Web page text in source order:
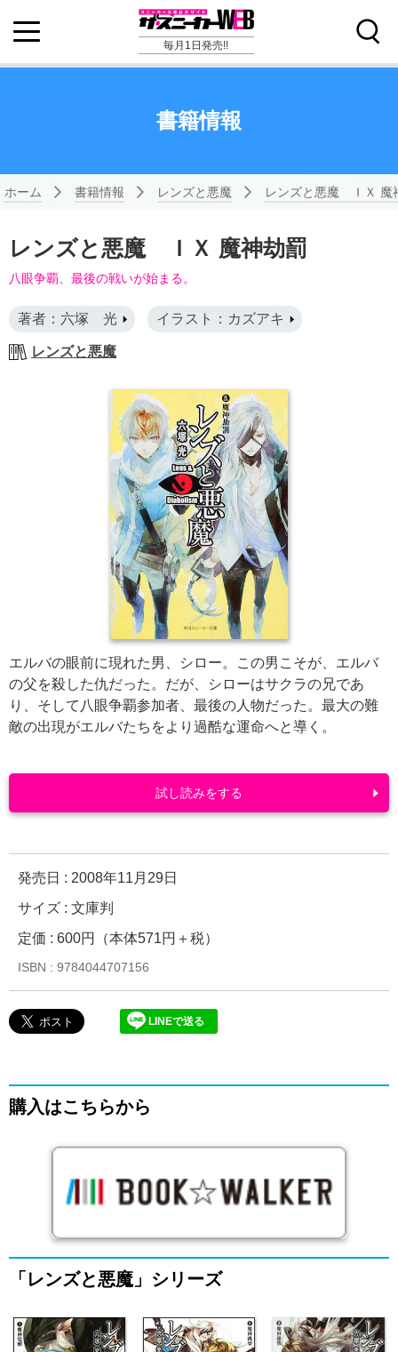
毎月1日発売!!
書籍情報
ホーム 書籍情報 レンズと悪魔 レンズと悪魔 ＩＸ 魔
レンズと悪魔 ＩＸ 魔神劫罰
八眼争覇、最後の戦いが始まる。
著者：六塚 光 イラスト：カズアキ
レンズと悪魔
エルバの眼前に現れた男、シロー。この男こそが、エルバ
の父を殺した仇だった。だが、シローはサクラの兄であ
り、そして八眼争覇参加者、最後の人物だった。最大の難
敵の出現がエルバたちをより過酷な運命へと導く。
発売日 : 2008年11月29日
サイズ : 文庫判
定価 : 600円（本体571円＋税）
ISBN : 9784044707156
LINEで送る
試し読みをする
購入はこちらから
「レンズと悪魔」シリーズ